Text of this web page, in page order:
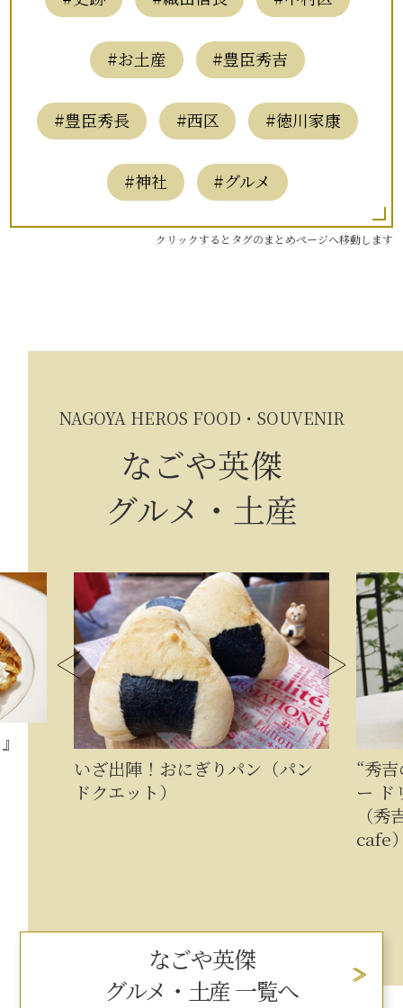
#お土産 #豊臣秀吉
#豊臣秀長 #西区 #徳川家康
#神社 #グルメ
クリックするとタグのまとめページへ移動します
NAGOYA HEROS FOOD・SOUVENIR
なごや英傑
グルメ・土産
いざ出陣！おにぎりパン（パン
ドクエット）
“秀
ー ド
（
cafe
なごや英傑
グルメ・土産 一覧へ